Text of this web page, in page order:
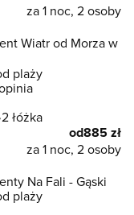
za 1 noc, 2 osoby
Wiatr od Morza w
plaży
2 łóżka
od885 zł
za 1 noc, 2 osoby
Na Fali - Gąski
plaży